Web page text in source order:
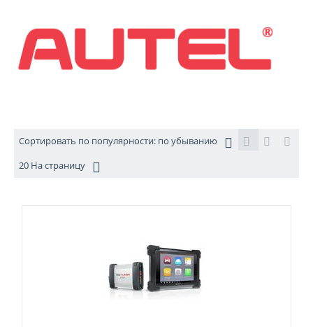
Сортировать по популярности: по убыванию
20 На страницу